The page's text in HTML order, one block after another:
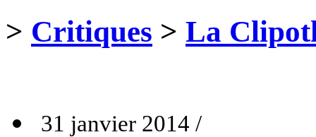
> Critiques > La
31 janvier 2014 /